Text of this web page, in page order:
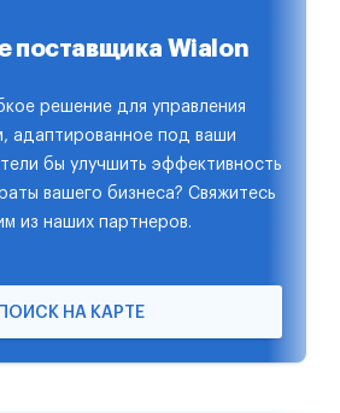
поставщика Wialon
решение для управления
адаптированное под ваши
бы улучшить эффективность
вашего бизнеса? Свяжитесь
из наших партнеров.
ПОИСК НА КАРТЕ